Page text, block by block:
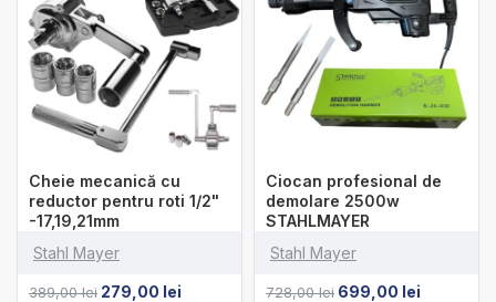
Stahl Mayer
Cheie mecanică cu
reductor pentru roti 1/2"
-17,19,21mm
389,00 lei 279,00 lei
Stahl Mayer
Ciocan profesional de
demolare 2500w
STAHLMAYER
728,00 lei 699,00 lei